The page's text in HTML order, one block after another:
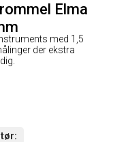
Elma
med 1,5
der ekstra